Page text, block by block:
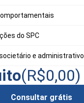
do SPC
e administrativo
(R$0,00)
Consultar grátis